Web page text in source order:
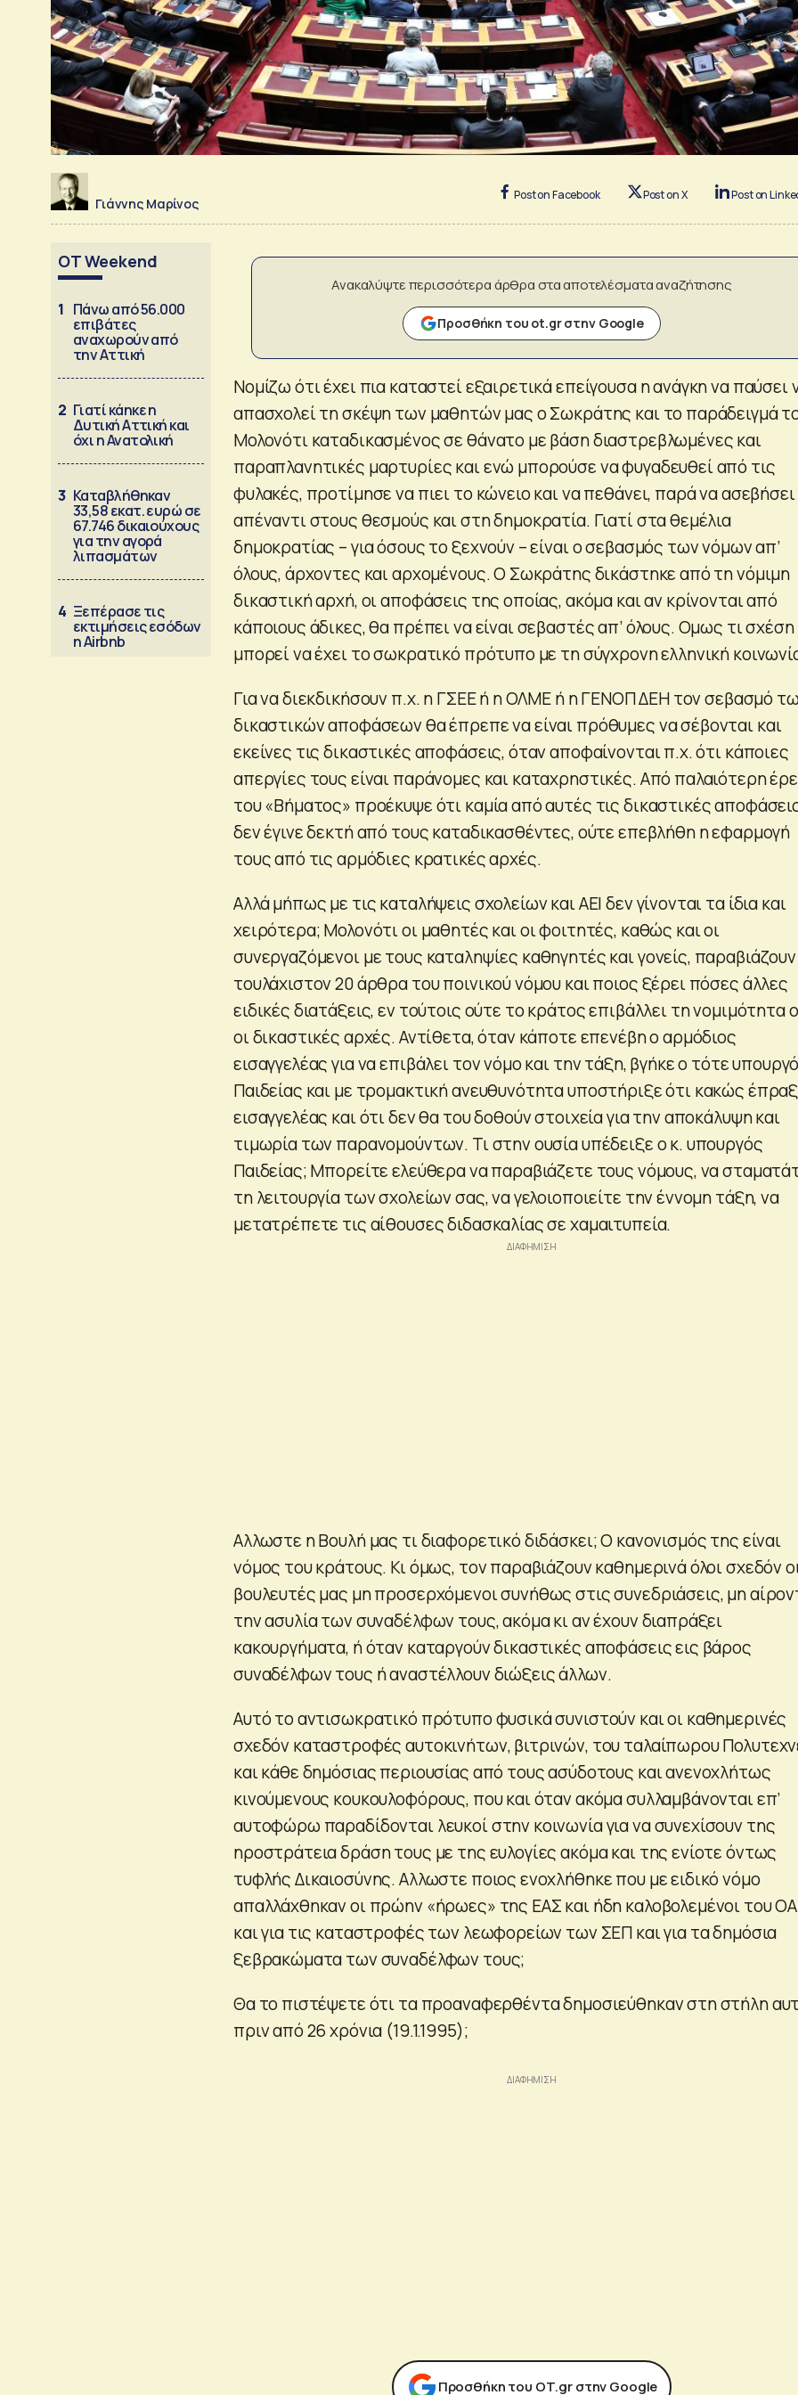
Γιάννης Μαρίνος
Post on Facebook Post on X Post on
OT Weekend
1 Πάνω από 56.000
επιβάτες
αναχωρούν από
την Αττική
2 Γιατί κάηκε η
Δυτική Αττική και
όχι η Ανατολική
3 Καταβλήθηκαν
33,58 εκατ. ευρώ σε
67.746 δικαιούχους
για την αγορά
λιπασμάτων
4 Ξεπέρασε τις
εκτιμήσεις εσόδων
η Airbnb
Ανακαλύψτε περισσότερα άρθρα στα αποτελέσματα αναζήτησης
Προσθήκη του ot.gr στην Google
Νομίζω ότι έχει πια καταστεί εξαιρετικά επείγουσα η ανάγκη να παύσει
απασχολεί τη σκέψη των μαθητών μας ο Σωκράτης και το παράδειγμά
Μολονότι καταδικασμένος σε θάνατο με βάση διαστρεβλωμένες και
παραπλανητικές μαρτυρίες και ενώ μπορούσε να φυγαδευθεί από τις
φυλακές, προτίμησε να πιει το κώνειο και να πεθάνει, παρά να ασεβήσει
απέναντι στους θεσμούς και στη δημοκρατία. Γιατί στα θεμέλια
δημοκρατίας – για όσους το ξεχνούν – είναι ο σεβασμός των νόμων απ’
όλους, άρχοντες και αρχομένους. Ο Σωκράτης δικάστηκε από τη νόμιμη
δικαστική αρχή, οι αποφάσεις της οποίας, ακόμα και αν κρίνονται από
κάποιους άδικες, θα πρέπει να είναι σεβαστές απ’ όλους. Ομως τι σχέση
μπορεί να έχει το σωκρατικό πρότυπο με τη σύγχρονη ελληνική
Για να διεκδικήσουν π.χ. η ΓΣΕΕ ή η ΟΛΜΕ ή η ΓΕΝΟΠ ΔΕΗ τον σεβασμό
δικαστικών αποφάσεων θα έπρεπε να είναι πρόθυμες να σέβονται και
εκείνες τις δικαστικές αποφάσεις, όταν αποφαίνονται π.χ. ότι κάποιες
απεργίες τους είναι παράνομες και καταχρηστικές. Από παλαιότερη
του «Βήματος» προέκυψε ότι καμία από αυτές τις δικαστικές
δεν έγινε δεκτή από τους καταδικασθέντες, ούτε επεβλήθη η εφαρμογή
τους από τις αρμόδιες κρατικές αρχές.
Αλλά μήπως με τις καταλήψεις σχολείων και ΑΕΙ δεν γίνονται τα ίδια και
χειρότερα; Μολονότι οι μαθητές και οι φοιτητές, καθώς και οι
συνεργαζόμενοι με τους καταληψίες καθηγητές και γονείς, παραβιάζουν
τουλάχιστον 20 άρθρα του ποινικού νόμου και ποιος ξέρει πόσες άλλες
ειδικές διατάξεις, εν τούτοις ούτε το κράτος επιβάλλει τη νομιμότητα
οι δικαστικές αρχές. Αντίθετα, όταν κάποτε επενέβη ο αρμόδιος
εισαγγελέας για να επιβάλει τον νόμο και την τάξη, βγήκε ο τότε
Παιδείας και με τρομακτική ανευθυνότητα υποστήριξε ότι κακώς
εισαγγελέας και ότι δεν θα του δοθούν στοιχεία για την αποκάλυψη και
τιμωρία των παρανομούντων. Τι στην ουσία υπέδειξε ο κ. υπουργός
Παιδείας; Μπορείτε ελεύθερα να παραβιάζετε τους νόμους, να
τη λειτουργία των σχολείων σας, να γελοιοποιείτε την έννομη τάξη, να
μετατρέπετε τις αίθουσες διδασκαλίας σε χαμαιτυπεία.
Αλλωστε η Βουλή μας τι διαφορετικό διδάσκει; Ο κανονισμός της είναι
νόμος του κράτους. Κι όμως, τον παραβιάζουν καθημερινά όλοι σχεδόν
βουλευτές μας μη προσερχόμενοι συνήθως στις συνεδριάσεις, μη
την ασυλία των συναδέλφων τους, ακόμα κι αν έχουν διαπράξει
κακουργήματα, ή όταν καταργούν δικαστικές αποφάσεις εις βάρος
συναδέλφων τους ή αναστέλλουν διώξεις άλλων.
Αυτό το αντισωκρατικό πρότυπο φυσικά συνιστούν και οι καθημερινές
σχεδόν καταστροφές αυτοκινήτων, βιτρινών, του ταλαίπωρου
και κάθε δημόσιας περιουσίας από τους ασύδοτους και ανενοχλήτως
κινούμενους κουκουλοφόρους, που και όταν ακόμα συλλαμβάνονται επ’
αυτοφώρω παραδίδονται λευκοί στην κοινωνία για να συνεχίσουν της
ηροστράτεια δράση τους με της ευλογίες ακόμα και της ενίοτε όντως
τυφλής Δικαιοσύνης. Αλλωστε ποιος ενοχλήθηκε που με ειδικό νόμο
απαλλάχθηκαν οι πρώην «ήρωες» της ΕΑΣ και ήδη καλοβολεμένοι του
και για τις καταστροφές των λεωφορείων των ΣΕΠ και για τα δημόσια
ξεβρακώματα των συναδέλφων τους;
Θα το πιστέψετε ότι τα προαναφερθέντα δημοσιεύθηκαν στη στήλη
πριν από 26 χρόνια (19.1.1995);
Προσθήκη του ΟΤ.gr στην Google